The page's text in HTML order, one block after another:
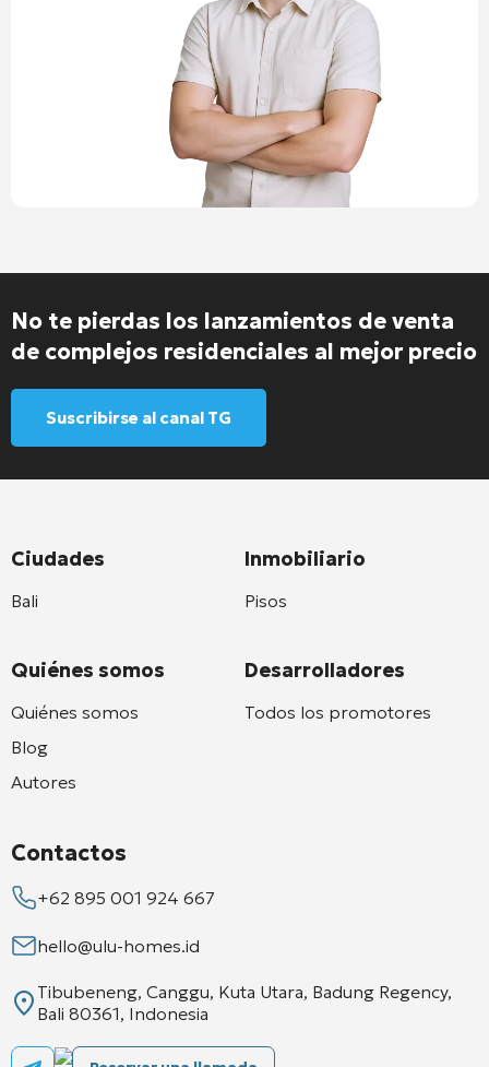
No te pierdas los lanzamientos de venta
de complejos residenciales al mejor precio
Suscribirse al canal TG
Ciudades
Bali
Quiénes somos
Quiénes somos
Blog
Autores
Inmobiliario
Pisos
Desarrolladores
Todos los promotores
Contactos
+62 895 001 924 667
hello@ulu-homes.id
Tibubeneng, Canggu, Kuta Utara, Badung Regency,
Bali 80361, Indonesia